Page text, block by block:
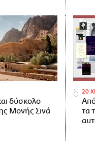
δύσκολο
Μονής Σινά
20
τα